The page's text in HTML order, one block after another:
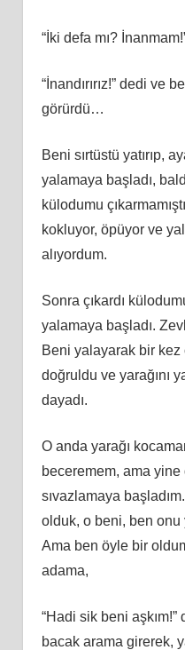
“İki defa mı?
“İnandırırız!” dedi ve
görürdü…
Beni sırtüstü yatırıp,
yalamaya başladı,
külodumu
kokluyor, öpüyor ve
alıyordum.
Sonra çıkardı
yalamaya başladı.
Beni yalayarak bir
doğruldu ve yarağını
dayadı.
O anda yarağı
beceremem, ama
sıvazlamaya
olduk, o beni, ben
Ama ben öyle bir
adama,
“Hadi sik beni
bacak arama girerek,